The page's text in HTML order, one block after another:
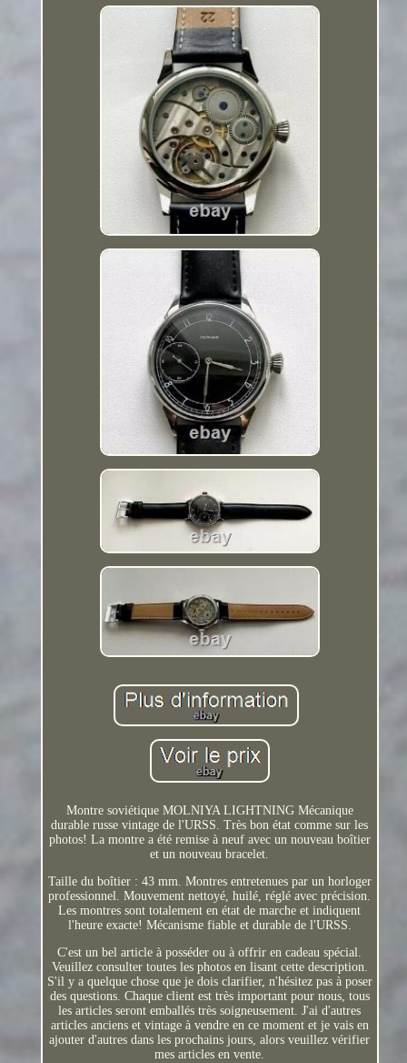
Montre soviétique MOLNIYA LIGHTNING Mécanique
durable russe vintage de l'URSS. Très bon état comme sur les
photos! La montre a été remise à neuf avec un nouveau boîtier
et un nouveau bracelet.
Taille du boîtier : 43 mm. Montres entretenues par un horloger
professionnel. Mouvement nettoyé, huilé, réglé avec précision.
Les montres sont totalement en état de marche et indiquent
l'heure exacte! Mécanisme fiable et durable de l'URSS.
C'est un bel article à posséder ou à offrir en cadeau spécial.
Veuillez consulter toutes les photos en lisant cette description.
S'il y a quelque chose que je dois clarifier, n'hésitez pas à poser
des questions. Chaque client est très important pour nous, tous
les articles seront emballés très soigneusement. J'ai d'autres
articles anciens et vintage à vendre en ce moment et je vais en
ajouter d'autres dans les prochains jours, alors veuillez vérifier
mes articles en vente.